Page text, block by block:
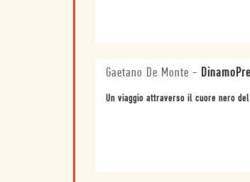
Gaetano De Monte -
Un viaggio attraverso il cuore nero